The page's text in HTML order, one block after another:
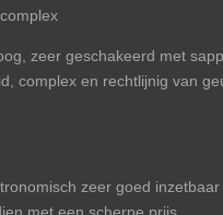
zeer geschakeerd met
complex en rechtlijnig van
zeer goed inzetbaar
met een scherpe prijs